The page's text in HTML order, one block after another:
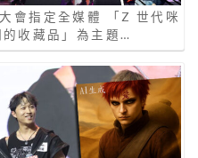
會指定全媒體 「Z 世代咪
收藏品」為主題…